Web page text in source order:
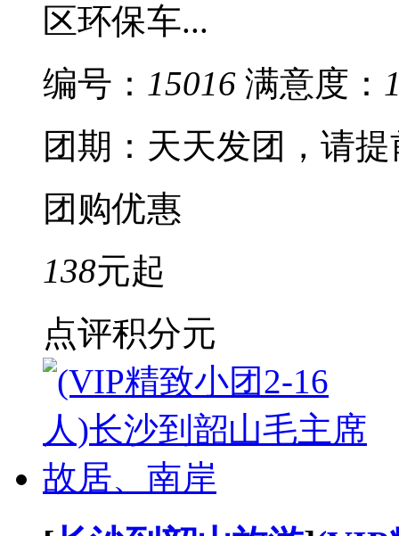
区环保车...
编号： 15016 满意度：
团期：天天发团，请
团购优惠
138元起
点评积分元